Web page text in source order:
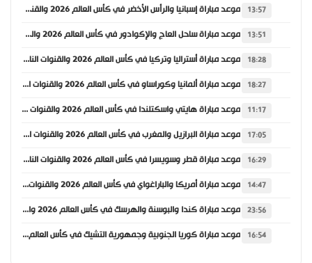
13:57 موعد مباراة إسبانيا والرأس الأخضر في كأس العالم 2026 والقنوات الناقلة
13:51 موعد مباراة ساحل العاج والإكوادور في كأس العالم 2026 والقنوات الناقلة
18:28 موعد مباراة أستراليا وتركيا في كأس العالم 2026 والقنوات الناقلة
18:27 موعد مباراة ألمانيا وكوراساو في كأس العالم 2026 والقنوات الناقلة
11:17 موعد مباراة هايتي واسكتلندا في كأس العالم 2026 والقنوات الناقلة
17:05 موعد مباراة البرازيل والمغرب في كأس العالم 2026 والقنوات الناقلة
16:29 موعد مباراة قطر وسويسرا في كأس العالم 2026 والقنوات الناقلة
14:47 موعد مباراة أمريكا والباراغواي في كأس العالم 2026 والقنوات الناقلة
23:56 موعد مباراة كندا والبوسنة والهرسك في كأس العالم 2026 والقنوات الناقلة
16:54 موعد مباراة كوريا الجنوبية وجمهورية التشيك في كأس العالم 2026 والقنوات الناقلة